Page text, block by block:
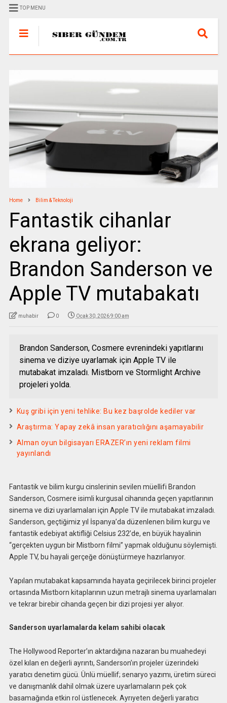
TOP MENU
Home Bilim & Teknoloji
Fantastik cihanlar
ekrana geliyor:
Brandon Sanderson ve
Apple TV mutabakatı
muhabir 0 Ocak 30, 2026 9:00 am
Brandon Sanderson, Cosmere evrenindeki yapıtlarını
sinema ve diziye uyarlamak için Apple TV ile
mutabakat imzaladı. Mistborn ve Stormlight Archive
projeleri yolda.
Kuş gribi için yeni tehlike: Bu kez başrolde kediler var
Araştırma: Yapay zekâ insan yaratıcılığını aşamayabilir
Alman oyun bilgisayarı ERAZER’ın yeni reklam filmi
yayınlandı
Fantastik ve bilim kurgu cinslerinin sevilen müellifi Brandon
Sanderson, Cosmere isimli kurgusal cihanında geçen yapıtlarının
sinema ve dizi uyarlamaları için Apple TV ile mutabakat imzaladı.
Sanderson, geçtiğimiz yıl İspanya’da düzenlenen bilim kurgu ve
fantastik edebiyat aktifliği Celsius 232’de, en büyük hayalinin
“gerçekten uygun bir Mistborn filmi” yapmak olduğunu söylemişti.
Apple TV, bu hayali gerçeğe dönüştürmeye hazırlanıyor.
Yapılan mutabakat kapsamında hayata geçirilecek birinci projeler
ortasında Mistborn kitaplarının uzun metrajlı sinema uyarlamaları
ve tekrar birebir cihanda geçen bir dizi projesi yer alıyor.
Sanderson uyarlamalarda kelam sahibi olacak
The Hollywood Reporter’ın aktardığına nazaran bu muahedeyi
özel kılan en değerli ayrıntı, Sanderson’ın projeler üzerindeki
yaratıcı denetim gücü. Ünlü müellif; senaryo yazımı, üretim süreci
ve danışmanlık dahil olmak üzere uyarlamaların pek çok
basamağında etkin rol üstlenecek. Ayrıyeten değerli yaratıcı